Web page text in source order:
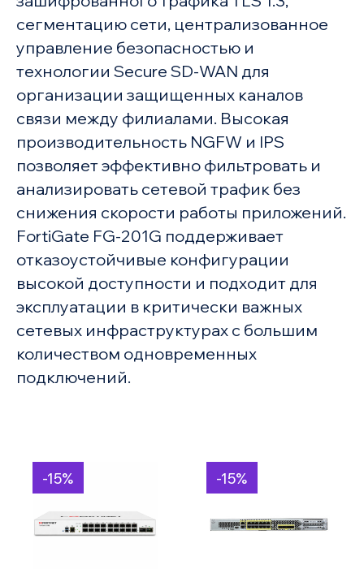
сегментацию сети, централизованное
управление безопасностью и
технологии Secure SD-WAN для
организации защищенных каналов
связи между филиалами. Высокая
производительность NGFW и IPS
позволяет эффективно фильтровать и
анализировать сетевой трафик без
снижения скорости работы приложений.
FortiGate FG-201G поддерживает
отказоустойчивые конфигурации
высокой доступности и подходит для
эксплуатации в критически важных
сетевых инфраструктурах с большим
количеством одновременных
подключений.
-15% -15%